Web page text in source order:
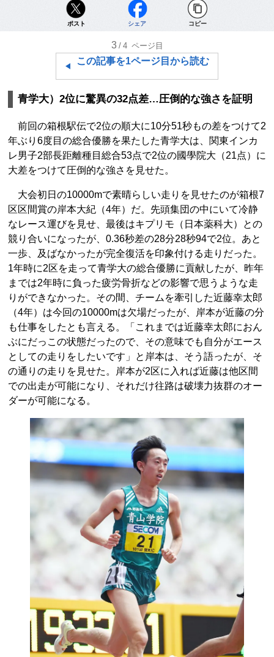
ポスト シェア コピー
3 /4 ページ目
この記事を1ページ目から読む
青学大）2位に驚異の32点差…圧倒的な強さを証明
前回の箱根駅伝で2位の順大に10分51秒もの差をつけて2
年ぶり6度目の総合優勝を果たした青学大は、関東インカ
レ男子2部長距離種目総合53点で2位の國學院大（21点）に
大差をつけて圧倒的な強さを見せた。
大会初日の10000mで素晴らしい走りを見せたのが箱根7
区区間賞の岸本大紀（4年）だ。先頭集団の中にいて冷静
なレース運びを見せ、最後はキプリモ（日本薬科大）との
競り合いになったが、0.36秒差の28分28秒94で2位。あと
一歩、及ばなかったが完全復活を印象付ける走りだった。
1年時に2区を走って青学大の総合優勝に貢献したが、昨年
までは2年時に負った疲労骨折などの影響で思うような走
りができなかった。その間、チームを牽引した近藤幸太郎
（4年）は今回の10000mは欠場だったが、岸本が近藤の分
も仕事をしたとも言える。「これまでは近藤幸太郎におん
ぶにだっこの状態だったので、その意味でも自分がエース
としての走りをしたいです」と岸本は、そう語ったが、そ
の通りの走りを見せた。岸本が2区に入れば近藤は他区間
での出走が可能になり、それだけ往路は破壊力抜群のオー
ダーが可能になる。